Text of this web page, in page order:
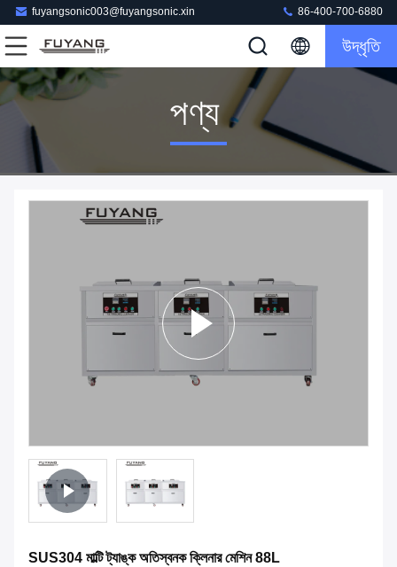
fuyangsonic003@fuyangsonic.xin 86-400-700-6880
উদ্ধৃতি
পণ্য
SUS304 মাল্টি ট্যাঙ্ক অতিস্বনক ক্লিনার মেশিন 88L